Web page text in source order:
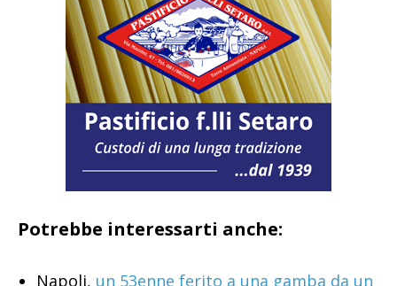
Potrebbe interessarti anche:
Napoli, un 53enne ferito a una gamba da un